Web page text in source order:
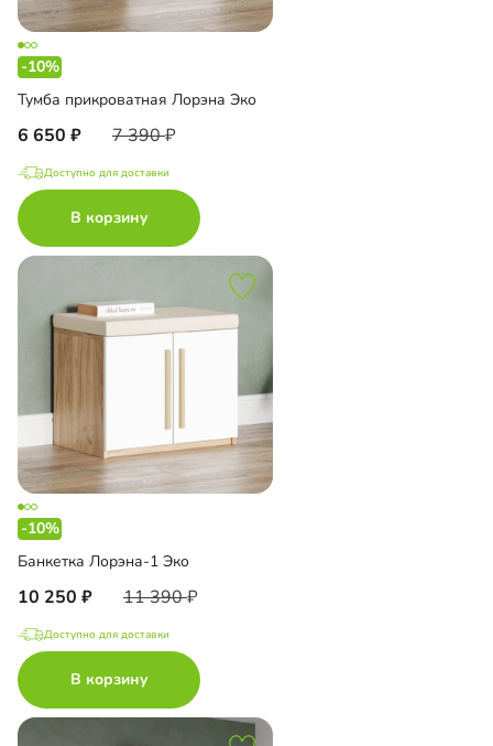
-10%
Тумба прикроватная Лорэна Эко
6 650 7 390
Доступно для доставки
В корзину
-10%
Банкетка Лорэна-1 Эко
10 250 11 390
Доступно для доставки
В корзину